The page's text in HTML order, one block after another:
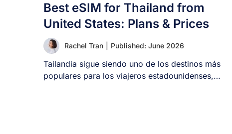
Best eSIM for Thailand from
United States: Plans & Prices
Rachel Tran Published: June 2026
Tailandia sigue siendo uno de los destinos más
populares para los viajeros estadounidenses,